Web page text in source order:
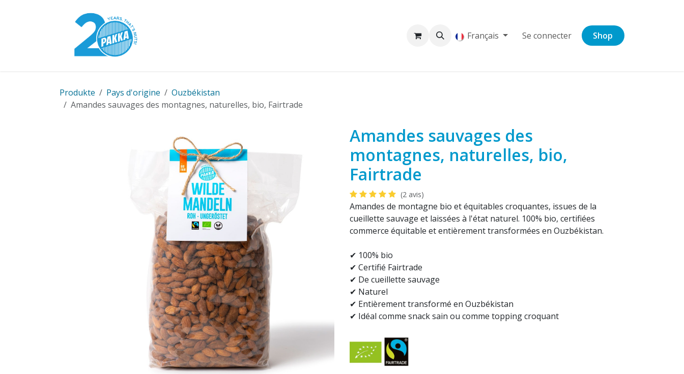
Clients professionnels Français Se connecter Shop
Produkte Pays d'origine
Ouzbékistan
Amandes sauvages des montagnes, naturelles, bio, Fairtrade
Amandes sauvages des
montagnes, naturelles, bio,
Fairtrade
(2 avis)
Amandes de montagne bio et équitables croquantes, issues de la
cueillette sauvage et laissées à l'état naturel. 100% bio, certifiées
commerce équitable et entièrement transformées en Ouzbékistan.
✔ 100% bio
✔ Certifié Fairtrade
✔ De cueillette sauvage
✔ Naturel
✔ Entièrement transformé en Ouzbékistan
✔ Idéal comme snack sain ou comme topping croquant